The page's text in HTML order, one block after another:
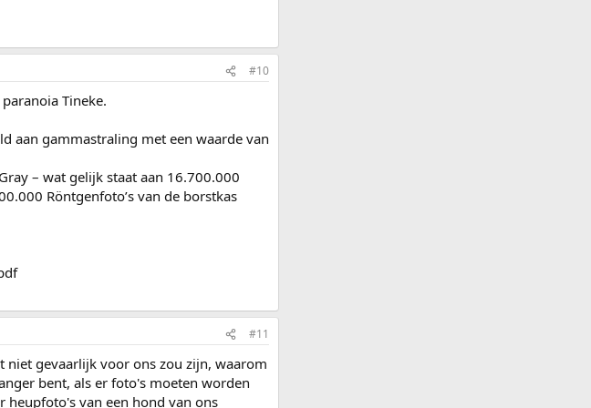
#10
Tineke.
aan gammastraling met een waarde van
– wat gelijk staat aan 16.700.000
Röntgenfoto’s van de borstkas
#11
niet gevaarlijk voor ons zou zijn, waarom
bent, als er foto's moeten worden
heupfoto's van een hond van ons